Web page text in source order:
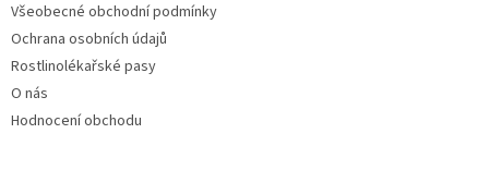
Všeobecné obchodní podmínky
Ochrana osobních údajů
Rostlinolékařské pasy
O nás
Hodnocení obchodu